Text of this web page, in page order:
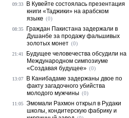
09:33
В Кувейте состоялась презентация
книги «Таджики» на арабском
языке (0)
08:35
Граждан Пакистана задержали в
Душанбе за продажу фальшивых
золотых монет (0)
21:41
Будущее человечества обсудили на
Международном симпозиуме
«Создавая будущее» (0)
13:07
В Канибадаме задержаны двое по
факту загадочного убийства
молодого мужчины (0)
11:05 Эмомали Рахмон открыл в Рудаки
школы, кондитерскую фабрику и